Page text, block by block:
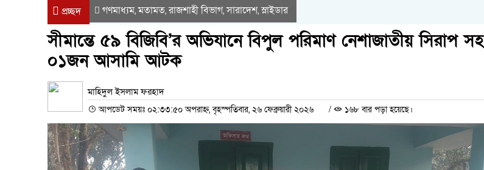
প্রচ্ছদ গণমাধ্যম,মতামত,রাজশাহী বিভাগ,সারাদেশ,স্লাইডার
সীমান্তে ৫৯ বিজিবি’র অভিযানে বিপুল পরিমাণ নেশাজাতীয় সিরাপ সহ
০১জন আসামি আটক
মাহিদুল ইসলাম ফরহাদ
আপডেট সময়ঃ ০২:৩৩:৫০ অপরাহ্ন, বৃহস্পতিবার, ২৬ ফেব্রুয়ারী ২০২৬ / ১৬৮ বার পড়া হয়েছে।